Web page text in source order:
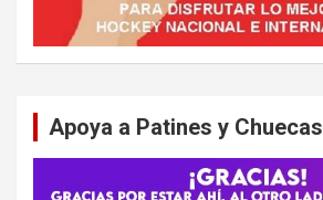
Apoya a Patines y Chuecas